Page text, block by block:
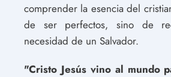
comprender la esencia del
de ser perfectos, sino de
necesidad de un Salvador.
"Cristo Jesús vino al mundo